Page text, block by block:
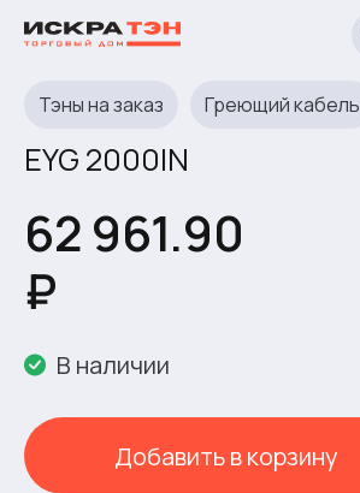
Тэны на заказ Греющий кабель
EYG 2000IN
62 961.90
₽
В наличии
Добавить в корзину